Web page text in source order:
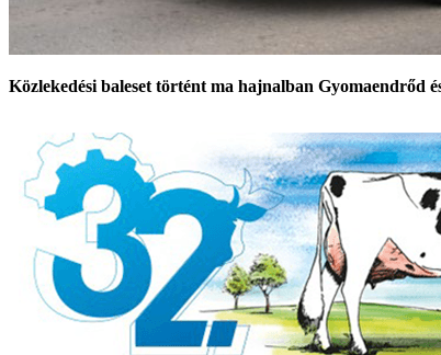
Közlekedési baleset történt ma hajnalban Gyomaendrőd